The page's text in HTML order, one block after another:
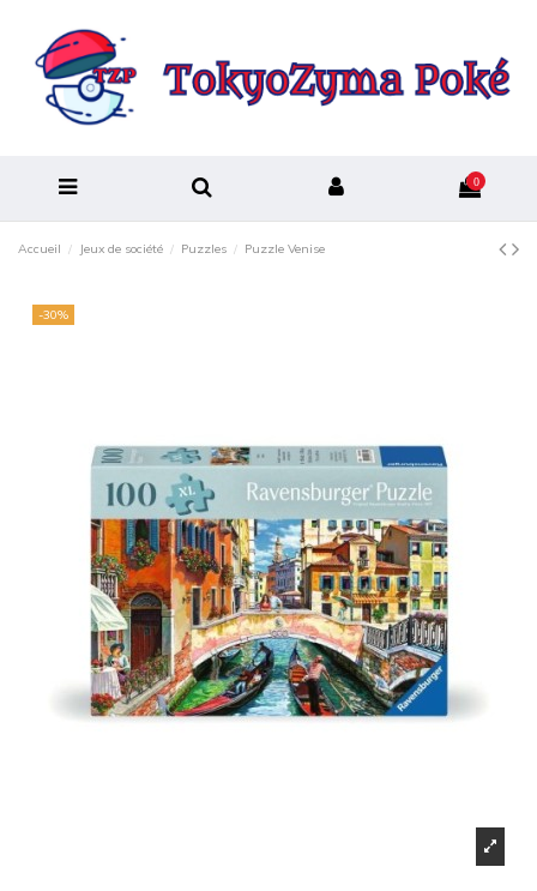
0
Accueil Jeux de société Puzzles Puzzle Venise
-30%